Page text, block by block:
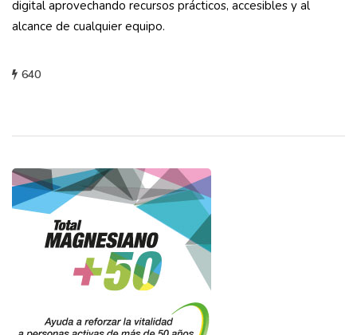
digital aprovechando recursos prácticos, accesibles y al
alcance de cualquier equipo.
640